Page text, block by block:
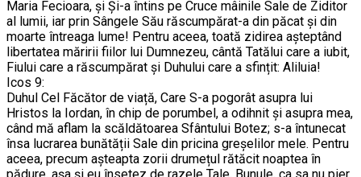
Maria Fecioara, și Și-a întins pe Cruce mâinile Sale de Ziditor
al lumii, iar prin Sângele Său răscumpărat-a din păcat și din
moarte întreaga lume! Pentru aceea, toată zidirea așteptând
libertatea măririi fiilor lui Dumnezeu, cântă Tatălui care a iubit,
Fiului care a răscumpărat și Duhului care a sfințit: Aliluia!
Icos 9:
Duhul Cel Făcător de viață, Care S-a pogorât asupra lui
Hristos la Iordan, în chip de porumbel, a odihnit și asupra mea,
când mă aflam la scăldătoarea Sfântului Botez; s-a întunecat
însa lucrarea bunătății Sale din pricina greșelilor mele. Pentru
aceea, precum așteapta zorii drumețul rătăcit noaptea în